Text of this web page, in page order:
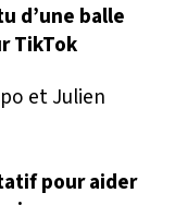
d’une balle
TikTok
pour aider